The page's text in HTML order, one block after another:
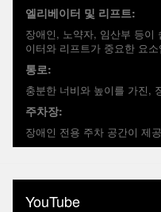
엘리베이터 및 리프트:
장애인, 노약자, 임산부 등이
이터와 리프트가 중요한 요소
통로:
충분한 너비와 높이를 가진,
주차장:
장애인 전용 주차 공간이 제
YouTube